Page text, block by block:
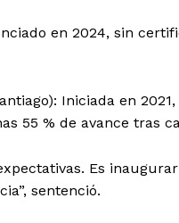
en 2024, sin
Iniciada en
55 % de avance tras
Es
sentenció.